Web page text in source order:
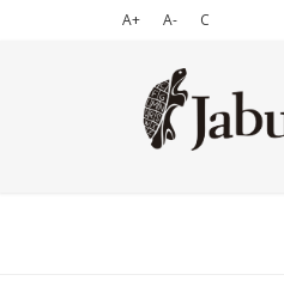
A+ A- C